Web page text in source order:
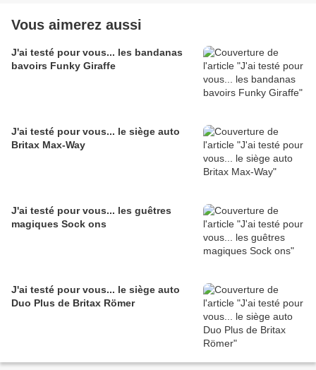
Vous aimerez aussi
J'ai testé pour vous... les bandanas
bavoirs Funky Giraffe
J'ai testé pour vous... le siège auto
Britax Max-Way
J'ai testé pour vous... les guêtres
magiques Sock ons
J'ai testé pour vous... le siège auto
Duo Plus de Britax Römer